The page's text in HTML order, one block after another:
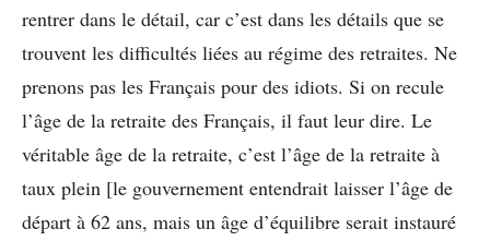
rentrer dans le détail, car c’est dans les détails que se
trouvent les difficultés liées au régime des retraites. Ne
prenons pas les Français pour des idiots. Si on recule
l’âge de la retraite des Français, il faut leur dire. Le
véritable âge de la retraite, c’est l’âge de la retraite à
taux plein [le gouvernement entendrait laisser l’âge de
départ à 62 ans, mais un âge d’équilibre serait instauré